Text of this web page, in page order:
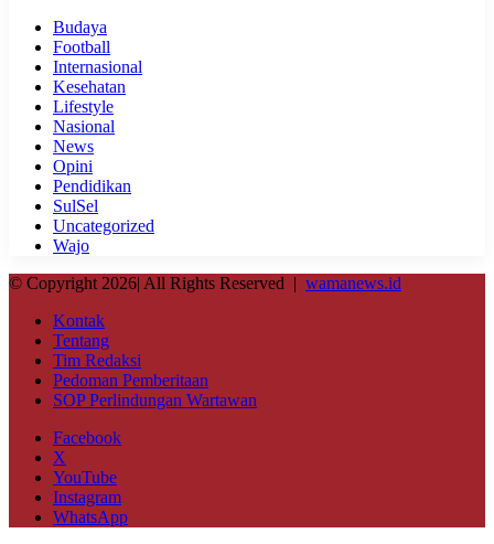
Budaya
Football
Internasional
Kesehatan
Lifestyle
Nasional
News
Opini
Pendidikan
SulSel
Uncategorized
Wajo
© Copyright 2026| All Rights Reserved | wamanews.id
Kontak
Tentang
Tim Redaksi
Pedoman Pemberitaan
SOP Perlindungan Wartawan
Facebook
X
YouTube
Instagram
WhatsApp